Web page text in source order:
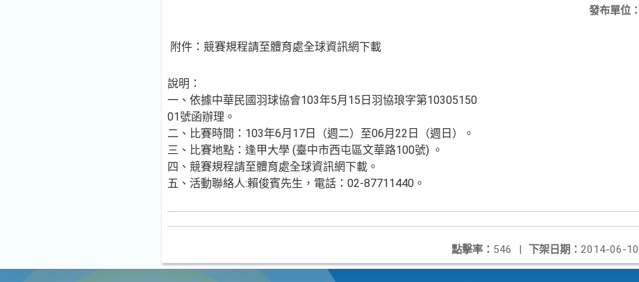
發布單位：
附件：競賽規程請至體育處全球資訊網下載
說明：
一、依據中華民國羽球協會103年5月15日羽協琅字第10305150
01號函辦理。
二、比賽時間：103年6月17日（週二）至06月22日（週日）。
三、比賽地點：逢甲大學 (臺中市西屯區文華路100號) 。
四、競賽規程請至體育處全球資訊網下載。
五、活動聯絡人:賴俊賓先生，電話：02-87711440。
下架日期： 2014-06-10
點擊率： 546 |